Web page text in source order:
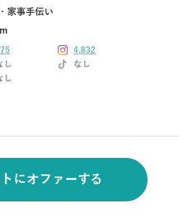
家事手伝い
4,832
し
なし
し
にオファーする